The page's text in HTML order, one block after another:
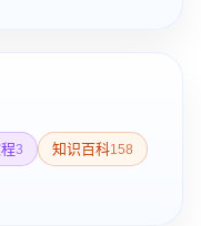
3 知识百科158